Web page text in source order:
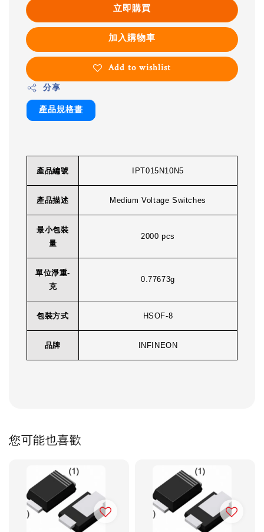
立即購買
加入購物車
Add to wishlist
分享
產品規格書
產品編號 IPT015N10N5
產品描述 Medium Voltage Switches
最小包裝
量
2000 pcs
單位淨重-
克
0.77673g
包裝方式 HSOF-8
品牌 INFINEON
您可能也喜歡